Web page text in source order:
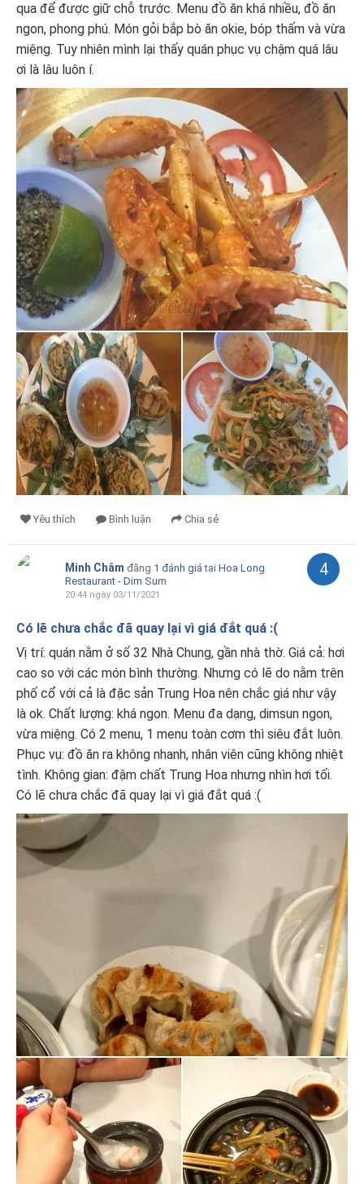
qua để được giữ chỗ trước. Menu đồ ăn khá nhiều, đồ ăn
ngon, phong phú. Món gỏi bắp bò ăn okie, bóp thấm và vừa
miệng. Tuy nhiên mình lại thấy quán phục vụ chậm quá lâu
ơi là lâu luôn í.
Yêu thích Bình luận Chia sẻ
Minh Châm đăng 1 đánh giá tại Hoa Long
Restaurant - Dim Sum
20:44 ngày 03/11/2021
4
Có lẽ chưa chắc đã quay lại vì giá đắt quá :(
Vị trí: quán nằm ở số 32 Nhà Chung, gần nhà thờ. Giá cả: hơi
cao so với các món bình thường. Nhưng có lẽ do nằm trên
phố cổ với cả là đặc sản Trung Hoa nên chắc giá như vậy
là ok. Chất lượng: khá ngon. Menu đa dạng, dimsun ngon,
vừa miệng. Có 2 menu, 1 menu toàn cơm thì siêu đắt luôn.
Phục vụ: đồ ăn ra không nhanh, nhân viên cũng không nhiệt
tình. Không gian: đậm chất Trung Hoa nhưng nhìn hơi tối.
Có lẽ chưa chắc đã quay lại vì giá đắt quá :(